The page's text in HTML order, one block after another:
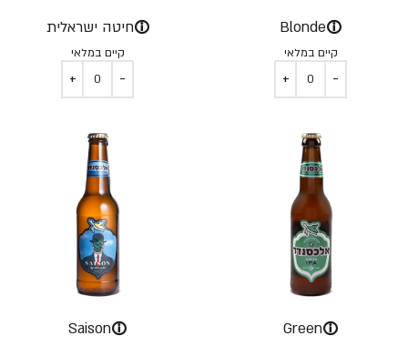
Blondeⓘ
קיים במלאי
חיטה ישראליתⓘ
קיים במלאי
Greenⓘ
Saisonⓘ